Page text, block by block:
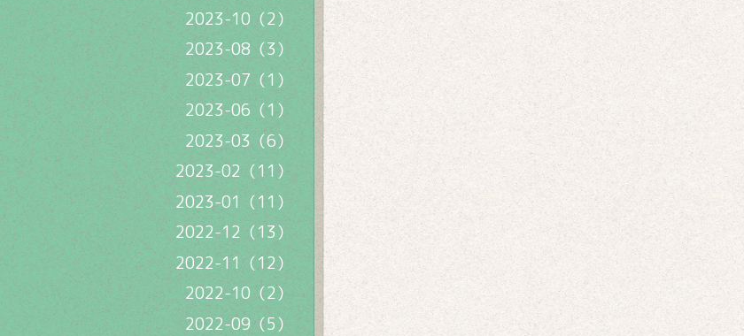
2023-10（2）
2023-08（3）
2023-07（1）
2023-06（1）
2023-03（6）
2023-02（11）
2023-01（11）
2022-12（13）
2022-11（12）
2022-10（2）
2022-09（5）